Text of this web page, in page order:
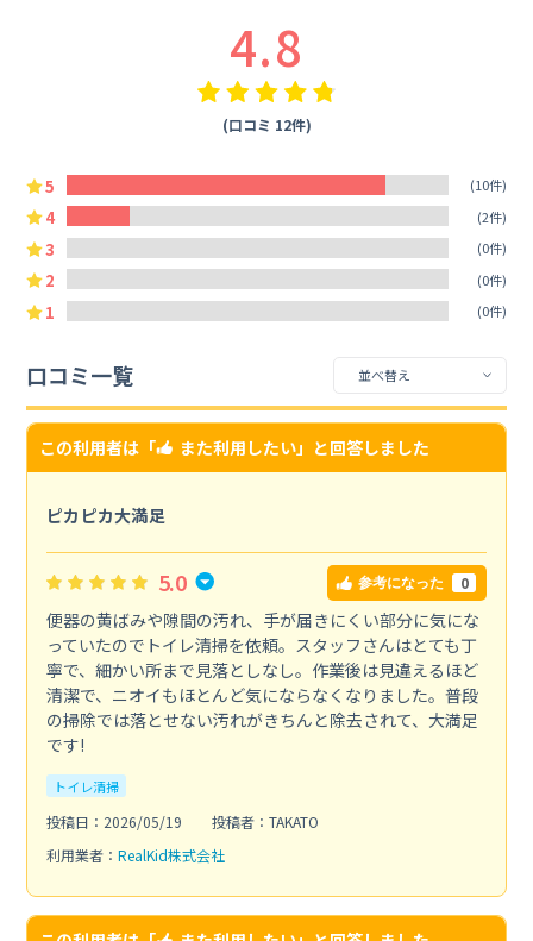
4.8
(口コミ 12件)
5 (10件)
4 (2件)
3 (0件)
2 (0件)
1 (0件)
口コミ一覧
この利用者は「 また利用したい」と回答しました
ピカピカ大満足
5.0 参考になった 0
便器の黄ばみや隙間の汚れ、手が届きにくい部分に気にな
っていたのでトイレ清掃を依頼。スタッフさんはとても丁
寧で、細かい所まで見落としなし。作業後は見違えるほど
清潔で、ニオイもほとんど気にならなくなりました。普段
の掃除では落とせない汚れがきちんと除去されて、大満足
です!
トイレ清掃
投稿日：2026/05/19
投稿者：TAKATO
利用業者： RealKid株式会社